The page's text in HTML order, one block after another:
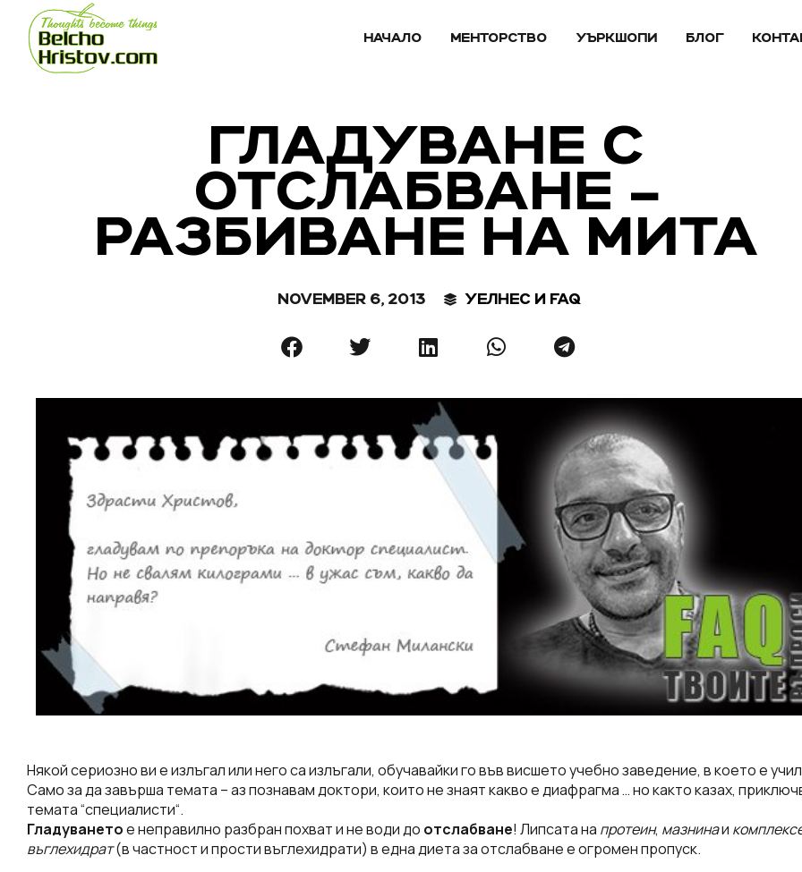
НАЧАЛО МЕНТОРСТВО УЪРКШОПИ БЛОГ
ГЛАДУВАНЕ С
ОТСЛАБВАНЕ –
РАЗБИВАНЕ НА МИТА
NOVEMBER 6, 2013 УЕЛНЕС И FAQ
Някой сериозно ви е излъгал или него са излъгали, обучавайки го във висшето учебно заведение, в което е
Само за да завърша темата – аз познавам доктори, които не знаят какво е диафрагма … но както казах,
темата “специалисти“.
Гладуванетое неправилно разбран похват и не води до отслабване! Липсата на протеин, мазнинаи
въглехидрат(в частност и прости въглехидрати) в една диета за отслабване е огромен пропуск.